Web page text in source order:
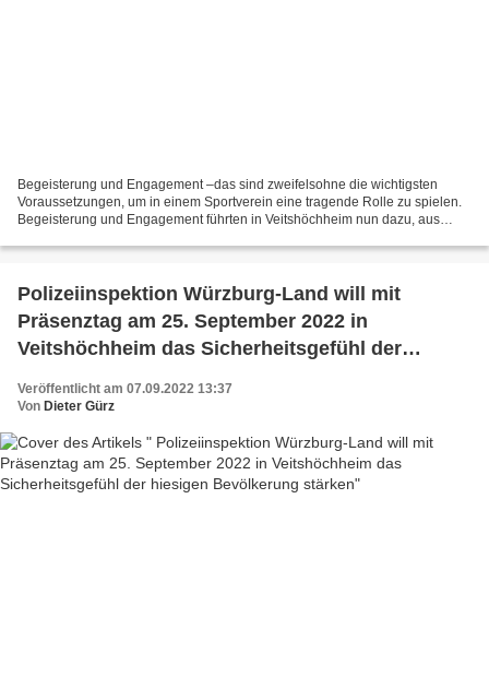
Begeisterung und Engagement –das sind zweifelsohne die wichtigsten
Voraussetzungen, um in einem Sportverein eine tragende Rolle zu spielen.
Begeisterung und Engagement führten in Veitshöchheim nun dazu, aus
Polizeiinspektion Würzburg-Land will mit
Präsenztag am 25. September 2022 in
Veitshöchheim das Sicherheitsgefühl der
Veröffentlicht am 07.09.2022 13:37
Von Dieter Gürz